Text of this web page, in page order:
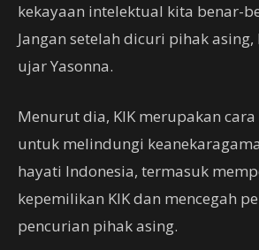
kekayaan intelektual kita benar-
Jangan setelah dicuri pihak
ujar Yasonna.
Menurut dia, KIK merupakan
untuk melindungi
hayati Indonesia, termasuk
kepemilikan KIK dan mencegah
pencurian pihak asing.